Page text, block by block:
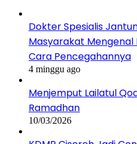
Dokter Spesialis
Masyarakat
Cara Pencegahannya
4 minggu ago
Menjemput Lailatul
Ramadhan
10/03/2026